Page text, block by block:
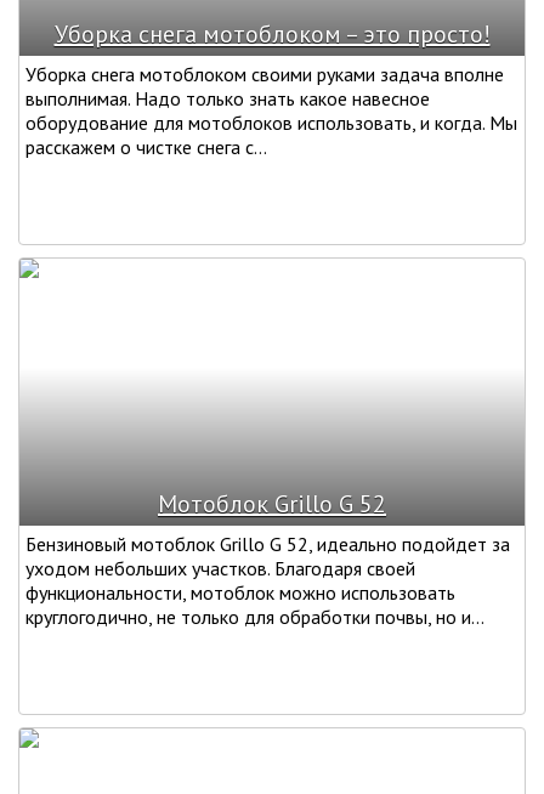
Уборка снега мотоблоком – это просто!
Уборка снега мотоблоком своими руками задача вполне
выполнимая. Надо только знать какое навесное
оборудование для мотоблоков использовать, и когда. Мы
расскажем о чистке снега с...
Мотоблок Grillo G 52
Бензиновый мотоблок Grillo G 52, идеально подойдет за
уходом небольших участков. Благодаря своей
функциональности, мотоблок можно использовать
круглогодично, не только для обработки почвы, но и...